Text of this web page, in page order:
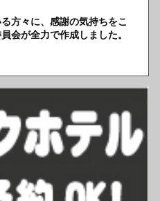
方々に、感謝の気持ちをこ
会が全力で作成しました。